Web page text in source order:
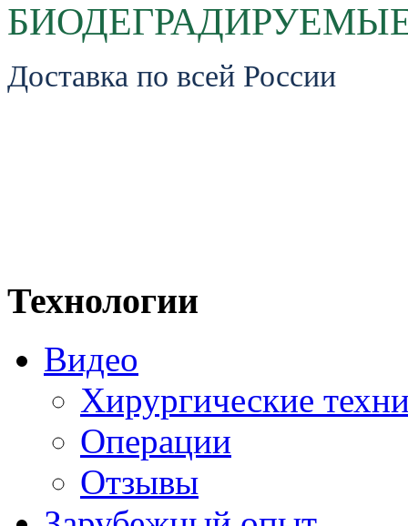
Доставка по всей России
Технологии
Видео
Хирургические
Операции
Отзывы